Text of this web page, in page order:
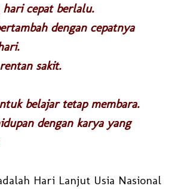
hari cepat berlalu.
dengan cepatnya
sakit.
belajar tetap membara.
dengan karya yang
Hari Lanjut Usia Nasional